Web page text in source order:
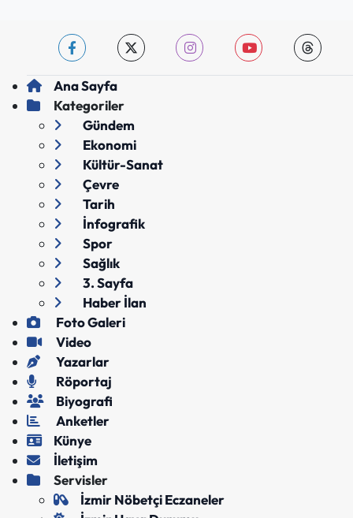
Ana Sayfa
Kategoriler
Gündem
Ekonomi
Kültür-Sanat
Çevre
Tarih
İnfografik
Spor
Sağlık
3. Sayfa
Haber İlan
Foto Galeri
Video
Yazarlar
Röportaj
Biyografi
Anketler
Künye
İletişim
Servisler
İzmir Nöbetçi Eczaneler